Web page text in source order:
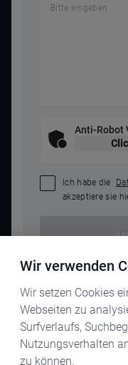
Anti-Robot
Ich habe die
akzeptiere sie
Wir verwenden
Wir setzen Cookies
Webseiten zu
Surfverlaufs,
Nutzungsverhalten
zu können.